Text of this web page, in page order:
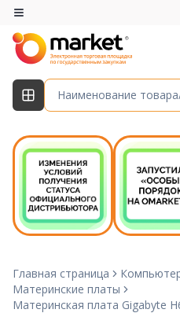
Главная страница
Материнские платы
Материнская плата Gigabyte